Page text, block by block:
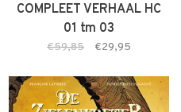
COMPLEET VERHAAL HC
01 tm 03
€59,85 €29,95